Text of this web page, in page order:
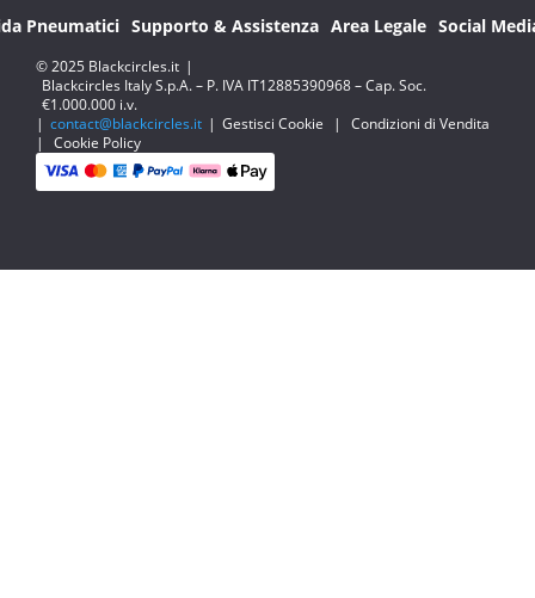
Pneumatici Supporto & Assistenza Area Legale Social
© 2025 Blackcircles.it |
Blackcircles Italy S.p.A. – P. IVA IT12885390968 – Cap. Soc.
€1.000.000 i.v.
| contact@blackcircles.it | Gestisci Cookie |
Condizioni di Vendita
|
Cookie Policy